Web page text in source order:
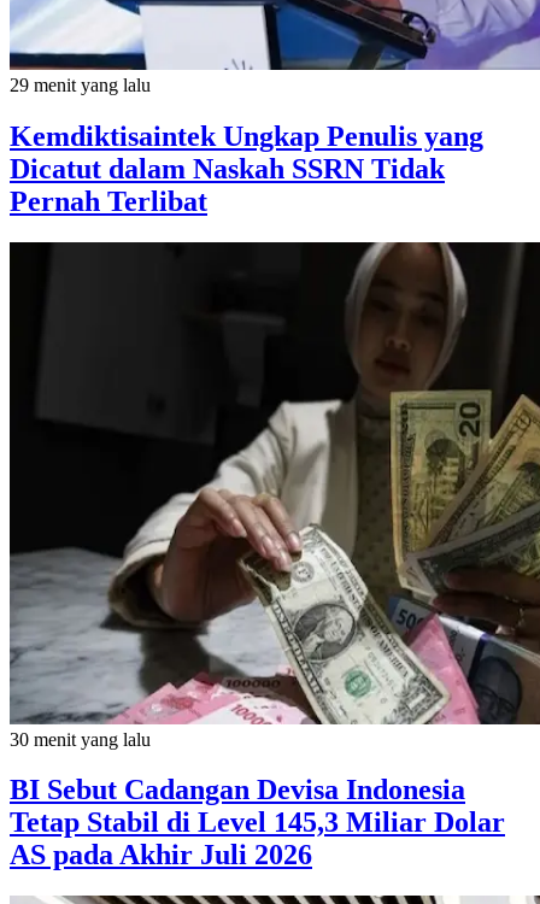
29 menit yang lalu
Kemdiktisaintek Ungkap Penulis yang
Dicatut dalam Naskah SSRN Tidak
Pernah Terlibat
30 menit yang lalu
BI Sebut Cadangan Devisa Indonesia
Tetap Stabil di Level 145,3 Miliar Dolar
AS pada Akhir Juli 2026